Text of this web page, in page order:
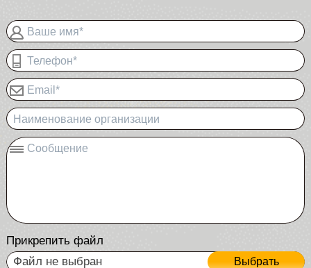
Ваше имя*
Телефон*
Email*
Наименование организации
Сообщение
Прикрепить файл
Выбрать
Файл не выбран